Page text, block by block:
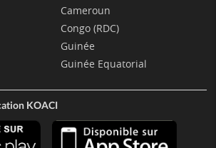
Cameroun
Congo (RDC)
Guinée
Guinée Equatorial
KOACI